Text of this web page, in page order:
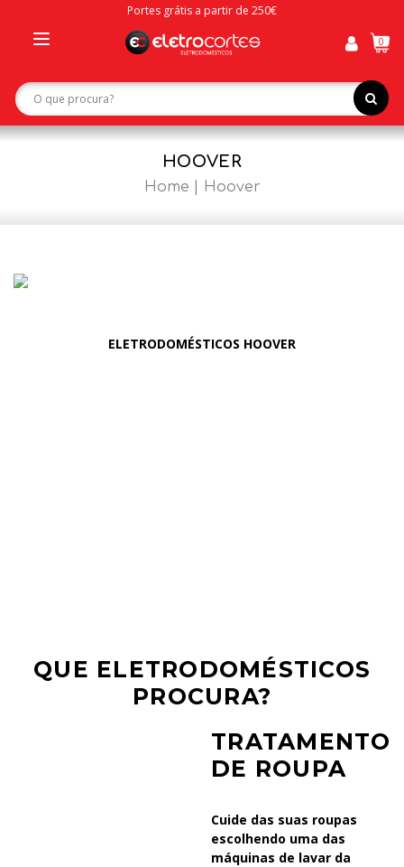
Portes grátis a partir de 250€
navigation
0
HOOVER
Home Hoover
ELETRODOMÉSTICOS HOOVER
QUE ELETRODOMÉSTICOS
PROCURA?
TRATAMENTO
DE ROUPA
Cuide das suas roupas
escolhendo uma das
máquinas de lavar da